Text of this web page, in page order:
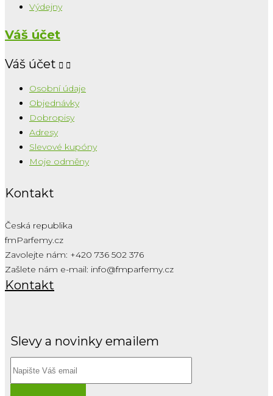
Výdejny
Váš účet
Váš účet  
Osobní údaje
Objednávky
Dobropisy
Adresy
Slevové kupóny
Moje odměny
Kontakt
Česká republika
fmParfemy.cz
Zavolejte nám: +420 736 502 376
Zašlete nám e-mail: info@fmparfemy.cz
Kontakt
Slevy a novinky emailem